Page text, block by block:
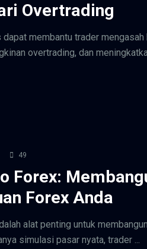
Overtrading
membantu trader
overtrading, dan
49
Forex:
Forex Anda
alat penting untuk
simulasi pasar nyata, trader ...